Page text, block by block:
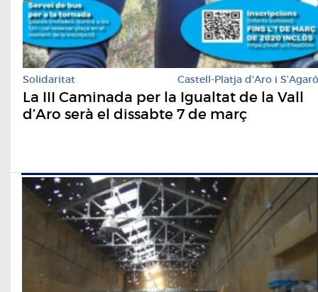
Solidaritat Castell-Platja d'Aro i S'Agaró
La III Caminada per la Igualtat de la Vall
d’Aro serà el dissabte 7 de març